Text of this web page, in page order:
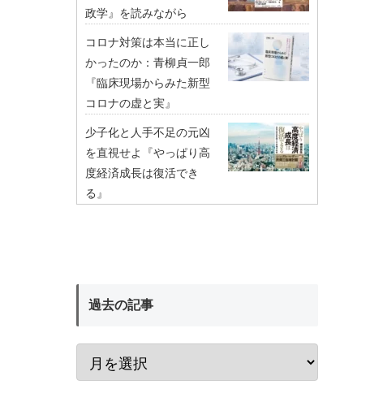
政学』を読みながら
コロナ対策は本当に正し
かったのか：青柳貞一郎
『臨床現場からみた新型
コロナの虚と実』
少子化と人手不足の元凶
を直視せよ『やっぱり高
度経済成長は復活でき
る』
過去の記事